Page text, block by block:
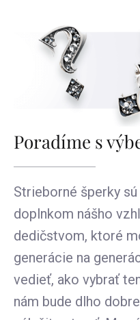
Poradíme s
Strieborné šperky
doplnkom nášho
dedičstvom, ktoré
generácie na
vedieť, ako vybrať
nám bude dlho